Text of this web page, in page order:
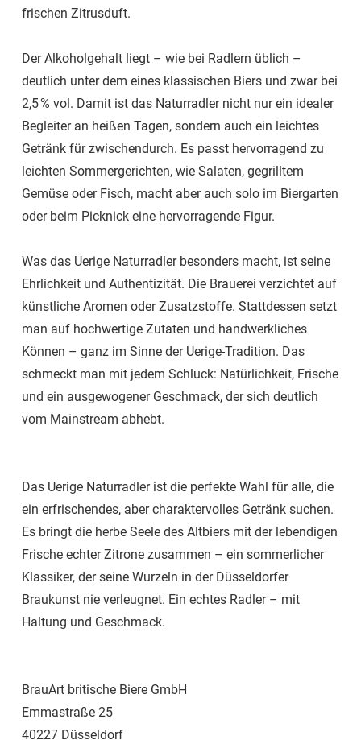
frischen Zitrusduft.
Der Alkoholgehalt liegt – wie bei Radlern üblich –
deutlich unter dem eines klassischen Biers und zwar bei
2,5 % vol. Damit ist das Naturradler nicht nur ein idealer
Begleiter an heißen Tagen, sondern auch ein leichtes
Getränk für zwischendurch. Es passt hervorragend zu
leichten Sommergerichten, wie Salaten, gegrilltem
Gemüse oder Fisch, macht aber auch solo im Biergarten
oder beim Picknick eine hervorragende Figur.
Was das Uerige Naturradler besonders macht, ist seine
Ehrlichkeit und Authentizität. Die Brauerei verzichtet auf
künstliche Aromen oder Zusatzstoffe. Stattdessen setzt
man auf hochwertige Zutaten und handwerkliches
Können – ganz im Sinne der Uerige-Tradition. Das
schmeckt man mit jedem Schluck: Natürlichkeit, Frische
und ein ausgewogener Geschmack, der sich deutlich
vom Mainstream abhebt.
Das Uerige Naturradler ist die perfekte Wahl für alle, die
ein erfrischendes, aber charaktervolles Getränk suchen.
Es bringt die herbe Seele des Altbiers mit der lebendigen
Frische echter Zitrone zusammen – ein sommerlicher
Klassiker, der seine Wurzeln in der Düsseldorfer
Braukunst nie verleugnet. Ein echtes Radler – mit
Haltung und Geschmack.
BrauArt britische Biere GmbH
Emmastraße 25
40227 Düsseldorf